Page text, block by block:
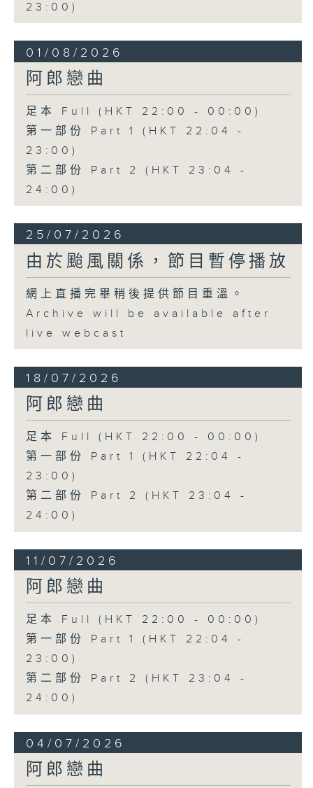
23:00)
01/08/2026
阿郎戀曲
足本 Full (HKT 22:00 - 00:00)
第一部份 Part 1 (HKT 22:04 -
23:00)
第二部份 Part 2 (HKT 23:04 -
24:00)
25/07/2026
由於颱風關係，節目暫停播放
網上直播完畢稍後提供節目重溫。
Archive will be available after
live webcast
18/07/2026
阿郎戀曲
足本 Full (HKT 22:00 - 00:00)
第一部份 Part 1 (HKT 22:04 -
23:00)
第二部份 Part 2 (HKT 23:04 -
24:00)
11/07/2026
阿郎戀曲
足本 Full (HKT 22:00 - 00:00)
第一部份 Part 1 (HKT 22:04 -
23:00)
第二部份 Part 2 (HKT 23:04 -
24:00)
04/07/2026
阿郎戀曲